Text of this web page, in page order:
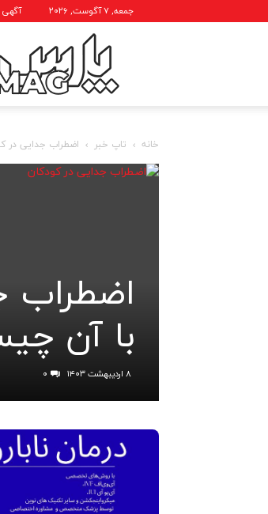
جمعه, ۷ آگوست, ۲۰۲۶ آگهی
خانه تاپ خبر اضطراب جدایی در
اضطراب
با آن
۸ اردیبهشت ۱۴۰۳ ۰